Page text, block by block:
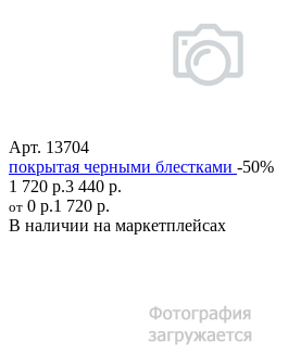
Арт. 13704
покрытая черными блестками -50%
1 720 р.3 440 р.
от 0 р.1 720 р.
В наличии на маркетплейсах